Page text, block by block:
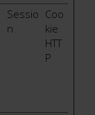
Sessio
n
Coo
kie
HTT
P